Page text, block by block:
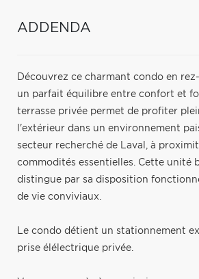
ADDENDA
Découvrez ce charmant condo en
un parfait équilibre entre confort et
terrasse privée permet de profiter
l'extérieur dans un environnement
secteur recherché de Laval, à
commodités essentielles. Cette unité
distingue par sa disposition
de vie conviviaux.
Le condo détient un stationnement
prise élélectrique privée.